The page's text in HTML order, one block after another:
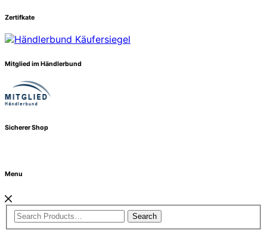
Zertifkate
Mitglied im Händlerbund
Sicherer Shop
Menu
Search